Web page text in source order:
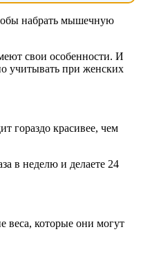
набрать мышечную
свои особенности. И
учитывать при женских
гораздо красивее, чем
в неделю и делаете 24
веса, которые они могут